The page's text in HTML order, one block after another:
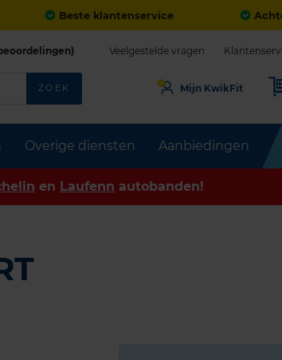
Beste klantenservice
Overige diensten Aanbiedingen
Veelgestelde vragen
ZOEK Mijn KwikFit
en Laufenn autobanden!